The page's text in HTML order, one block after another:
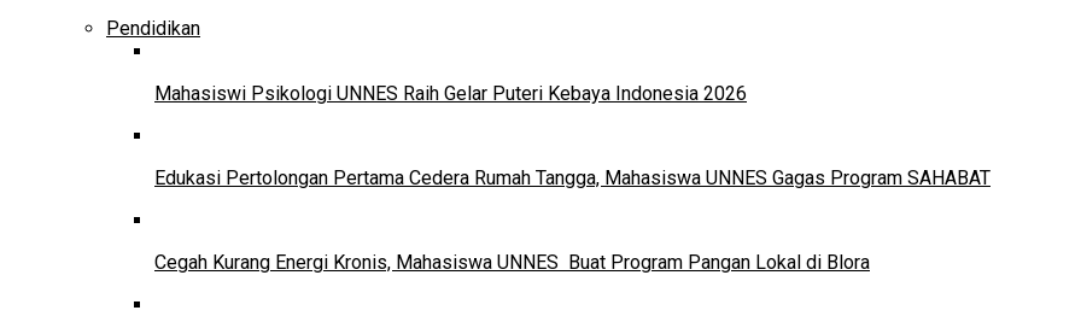
Pendidikan
Mahasiswi Psikologi UNNES Raih Gelar Puteri Kebaya Indonesia 2026
Edukasi Pertolongan Pertama Cedera Rumah Tangga, Mahasiswa UNNES Gagas Program SAHABAT
Cegah Kurang Energi Kronis, Mahasiswa UNNES Buat Program Pangan Lokal di Blora